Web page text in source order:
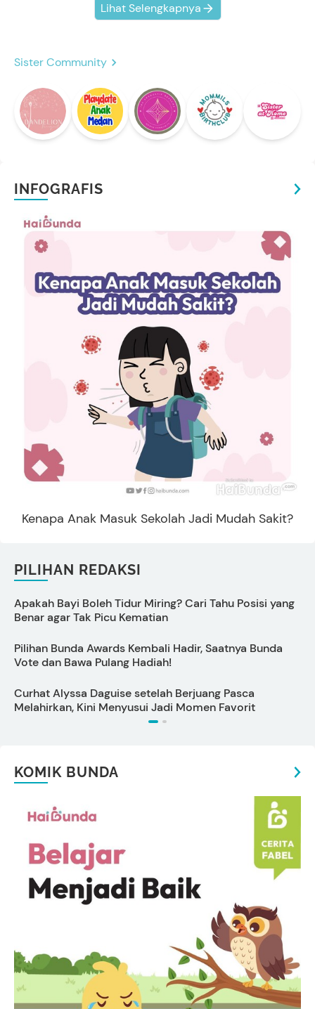
Lihat Selengkapnya
Sister Community
INFOGRAFIS
Kenapa Anak Masuk Sekolah Jadi Mudah Sakit?
PILIHAN REDAKSI
Apakah Bayi Boleh Tidur Miring? Cari Tahu Posisi yang
Benar agar Tak Picu Kematian
Pilihan Bunda Awards Kembali Hadir, Saatnya Bunda
Vote dan Bawa Pulang Hadiah!
Curhat Alyssa Daguise setelah Berjuang Pasca
Melahirkan, Kini Menyusui Jadi Momen Favorit
KOMIK BUNDA